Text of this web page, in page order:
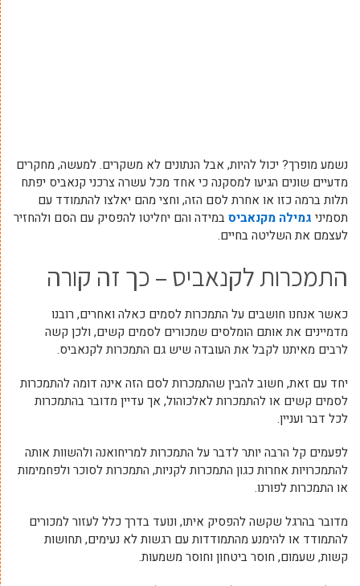
נשמע מופרך? יכול להיות, אבל הנתונים לא משקרים. למעשה, מחקרים
מדעיים שונים הגיעו למסקנה כי אחד מכל עשרה צרכני קנאביס יפתח
תלות ברמה כזו או אחרת לסם הזה, וחצי מהם יאלצו להתמודד עם
תסמיני גמילה מקנאביסבמידה והם יחליטו להפסיק עם הסם ולהחזיר
לעצמם את השליטה בחיים.
התמכרות לקנאביס – כך זה קורה
כאשר אנחנו חושבים על התמכרות לסמים כאלה ואחרים, רובנו
מדמיינים את אותם הומלסים שמכורים לסמים קשים, ולכן קשה
לרבים מאיתנו לקבל את העובדה שיש גם התמכרות לקנאביס.
יחד עם זאת, חשוב להבין שהתמכרות לסם הזה אינה דומה להתמכרות
לסמים קשים או להתמכרות לאלכוהול, אך עדיין מדובר בהתמכרות
לכל דבר ועניין.
לפעמים קל הרבה יותר לדבר על התמכרות למריחואנה ולהשוות אותה
להתמכרויות אחרות כגון התמכרות לקניות, התמכרות לסוכר ולפחמימות
או התמכרות לפורנו.
מדובר בהרגל שקשה להפסיק איתו, ונועד בדרך כלל לעזור למכורים
להתמודד או להימנע מהתמודדות עם רגשות לא נעימים, תחושות
קשות, שעמום, חוסר ביטחון וחוסר משמעות.